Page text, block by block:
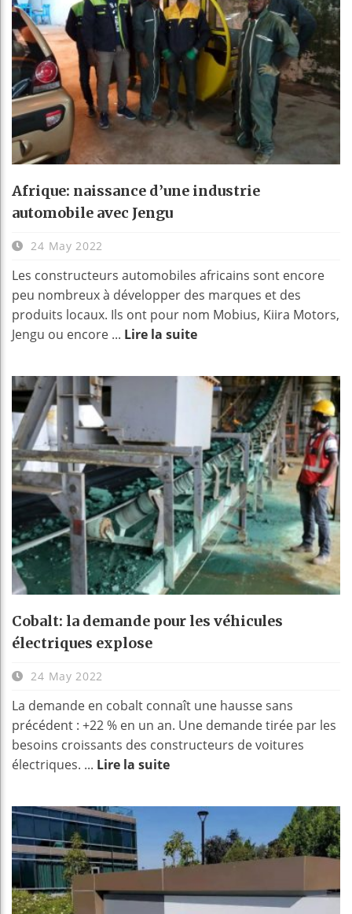
Afrique: naissance d’une industrie
automobile avec Jengu
24 May 2022
Les constructeurs automobiles africains sont encore
peu nombreux à développer des marques et des
produits locaux. Ils ont pour nom Mobius, Kiira Motors,
Jengu ou encore ... Lire la suite
Cobalt: la demande pour les véhicules
électriques explose
24 May 2022
La demande en cobalt connaît une hausse sans
précédent : +22 % en un an. Une demande tirée par les
besoins croissants des constructeurs de voitures
électriques. ... Lire la suite